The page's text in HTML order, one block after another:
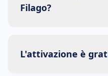
Filago?
L'attivazione è